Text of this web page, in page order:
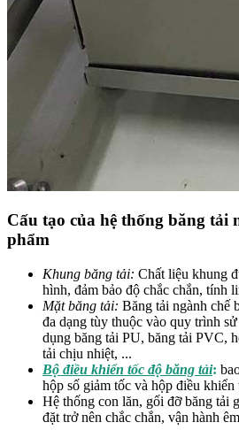
Cấu tạo của hệ thống băng tải
phẩm
Khung băng tải: Chất liệu khung
hình, đảm bảo độ chắc chắn, tính
Mặt băng tải: Băng tải ngành chế
đa dạng tùy thuộc vào quy trình
dụng băng tải PU, băng tải PVC,
tải chịu nhiệt, ...
Bộ điều khiển tốc độ băng tải:
hộp số giảm tốc và hộp điều khiển
Hệ thống con lăn, gối đỡ băng tải
đặt trở nên chắc chắn, vận hành